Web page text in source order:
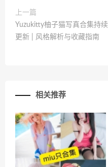
上一篇
Yuzukitty柚子猫写真合集持续
更新 | 风格解析与收藏指南
相关推荐